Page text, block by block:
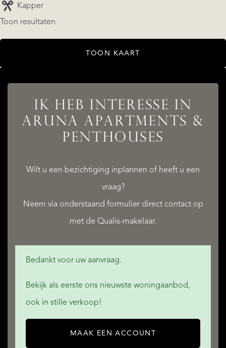
Kapper
Toon resultaten
TOON KAART
IK HEB INTERESSE IN
ARUNA APARTMENTS &
PENTHOUSES
Wilt u een bezichtiging inplannen of heeft u een
vraag?
Neem via onderstaand formulier direct contact op
met de Qualis-makelaar.
Bedankt voor uw aanvraag.
Bekijk als eerste ons nieuwste woningaanbod,
ook in stille verkoop!
MAAK EEN ACCOUNT
DIENSTEN
QUALIS INTERNATIONAL REALTY